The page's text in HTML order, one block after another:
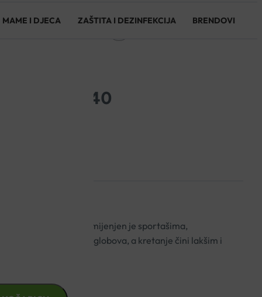
MAME I DJECA ZAŠTITA I DEZINFEKCIJA BRENDOVI
TABLETE A40
i kostiju, a namijenjen je sportašima,
Održava gibkost zglobova, a kretanje čini lakšim i